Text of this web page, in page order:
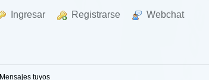
Ingresar Registrarse Webchat
Mensajes tuyos